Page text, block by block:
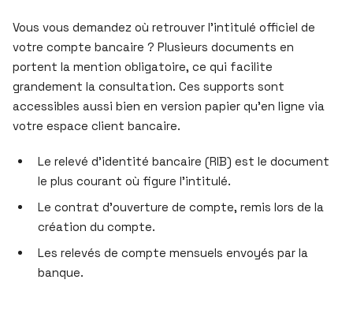
Vous vous demandez où retrouver l’intitulé officiel de
votre compte bancaire ? Plusieurs documents en
portent la mention obligatoire, ce qui facilite
grandement la consultation. Ces supports sont
accessibles aussi bien en version papier qu’en ligne via
votre espace client bancaire.
Le relevé d’identité bancaire (RIB) est le document
le plus courant où figure l’intitulé.
Le contrat d’ouverture de compte, remis lors de la
création du compte.
Les relevés de compte mensuels envoyés par la
banque.